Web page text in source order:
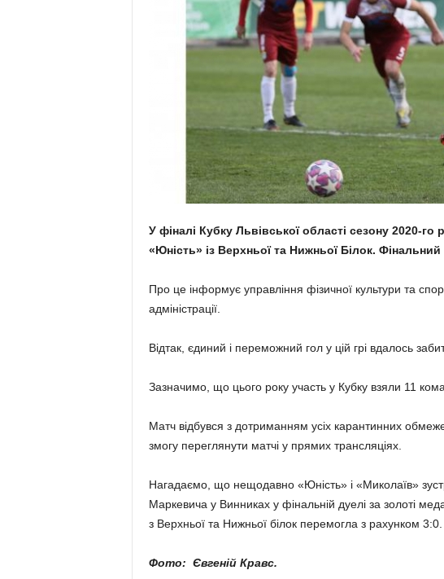
У фіналі Кубку Львівської області сезону 2020-
«Юність» із Верхньої та Нижньої Білок. Фінальний
Про це інформує управління фізичної культури та
адміністрації.
Відтак, єдиний і переможний гол у цій грі вдалось
Зазначимо, що цього року участь у Кубку взяли 11
Матч відбувся з дотриманням усіх карантинних
змогу переглянути матчі у прямих трансляціях.
Нагадаємо, що нещодавно «Юність» і «Миколаїв»
Маркевича у Винниках у фінальній дуелі за золоті
з Верхньої та Нижньої білок перемогла з рахунком 3:0.
Фото: Євгеній Кравс.